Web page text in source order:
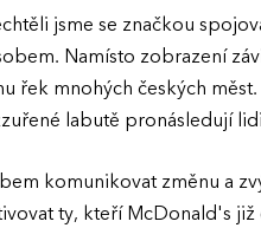
jsme se značkou
Namísto zobrazení
řek mnohých českých měst.
labutě pronásledují
komunikovat změnu a
ty, kteří McDonald's